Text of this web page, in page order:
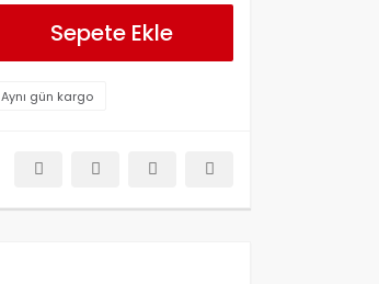
Sepete Ekle
Aynı gün kargo